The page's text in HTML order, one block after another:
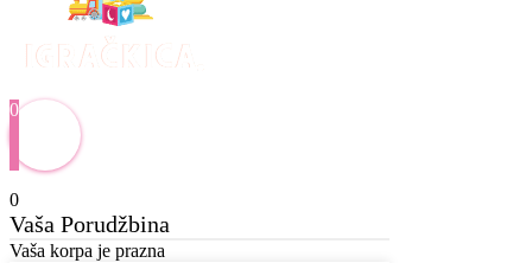
0
0
Vaša Porudžbina
Vaša korpa je prazna